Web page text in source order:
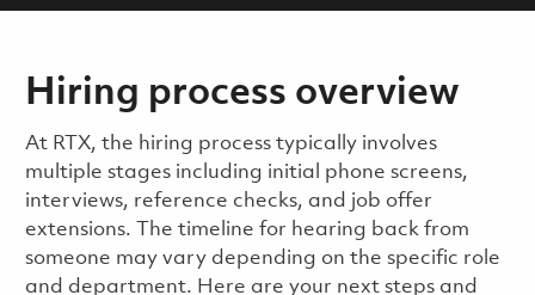
Hiring process overview
​​​​At RTX, the hiring process typically involves
multiple stages including initial phone screens,
interviews, reference checks, and job offer
extensions. The timeline for hearing back from
someone may vary depending on the specific role
and department. Here are your next steps and